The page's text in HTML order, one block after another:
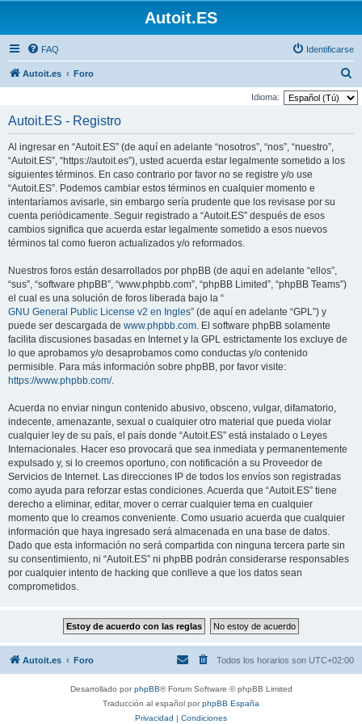
Autoit.ES
FAQ Identificarse
Autoit.es Foro
u
Idioma:
Autoit.ES - Registro
Al ingresar en “Autoit.ES” (de aquí en adelante “nosotros”, “nos”, “nuestro”,
“Autoit.ES”, “https://autoit.es”), usted acuerda estar legalmente sometido a los
siguientes términos. En caso contrario por favor no se registre y/o use
“Autoit.ES”. Podemos cambiar estos términos en cualquier momento e
intentaríamos avisarle, sin embargo sería prudente que los revisase por su
cuenta periódicamente. Seguir registrado a “Autoit.ES” después de esos
cambios significa que acuerda estar legalmente sometido a esos nuevos
términos tal como fueron actualizados y/o reformados.
Nuestros foros están desarrollados por phpBB (de aquí en adelante “ellos”,
“sus”, “software phpBB”, “www.phpbb.com”, “phpBB Limited”, “phpBB Teams”)
el cual es una solución de foros liberada bajo la “
GNU General Public License v2 en Ingles” (de aquí en adelante “GPL”) y
puede ser descargada de www.phpbb.com. El software phpBB solamente
facilita discusiones basadas en Internet y la GPL estrictamente los excluye de
lo que aprobamos y/o desaprobamos como conductas y/o contenido
permisible. Para más información sobre phpBB, por favor visite:
https://www.phpbb.com/.
Acuerda no enviar ningun contenido abusivo, obsceno, vulgar, difamatorio,
indecente, amenazante, sexual o cualquier otro material que pueda violar
cualquier ley de su país, el país donde “Autoit.ES” está instalado o Leyes
Internacionales. Hacer eso provocará que sea inmediata y permanentemente
expulsado y, si lo creemos oportuno, con notificación a su Proveedor de
Servicios de Internet. Las direcciones IP de todos los envíos son registradas
como ayuda para reforzar estas condiciones. Acuerda que “Autoit.ES” tiene
derecho a eliminar, editar, mover o cerrar cualquier tema en cualquier
momento que lo creamos conveniente. Como usuario acuerda que cualquier
información que haya ingresado será almacenada en una base de datos.
Dado que esta información no será compartida con ninguna tercera parte sin
su consentimiento, ni “Autoit.ES” ni phpBB podrán considerarse responsables
por cualquier intento de hacking que conlleve a que los datos sean
comprometidos.
Autoit.es Foro Todos los horarios son UTC+02:00
Desarrollado porphpBB® Forum Software © phpBB Limited
Traducción al español porphpBB España
Privacidad | Condiciones